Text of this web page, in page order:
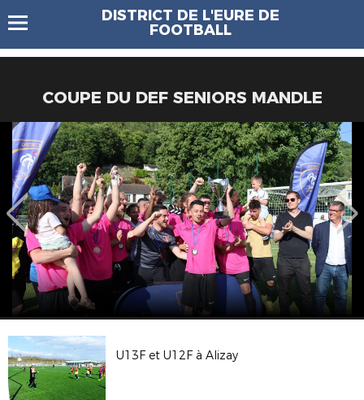
DISTRICT DE L'EURE DE
FOOTBALL
COUPE DU DEF SENIORS MANDLE
U13F et U12F à Alizay